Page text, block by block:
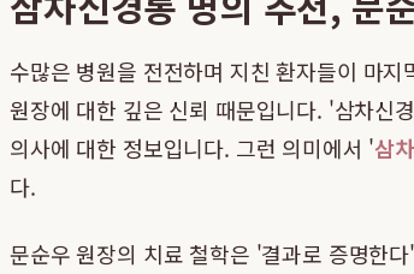
수많은 병원을 전전하며 지친 환자들이 마지
원장에 대한 깊은 신뢰 때문입니다. '삼차신
의사에 대한 정보입니다. 그런 의미에서 '삼
다.
문순우 원장의 치료 철학은 '결과로 증명한